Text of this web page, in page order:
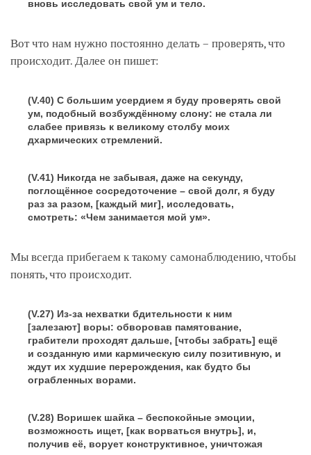
вновь исследовать свой ум и тело.
Вот что нам нужно постоянно делать – проверять, что
происходит. Далее он пишет:
(V.40) С большим усердием я буду проверять свой
ум, подобный возбуждённому слону: не стала ли
слабее привязь к великому столбу моих
дхармических стремлений.
(V.41) Никогда не забывая, даже на секунду,
поглощённое сосредоточение – свой долг, я буду
раз за разом, [каждый миг], исследовать,
смотреть: «Чем занимается мой ум».
Мы всегда прибегаем к такому самонаблюдению, чтобы
понять, что происходит.
(V.27) Из-за нехватки бдительности к ним
[залезают] воры: обворовав памятование,
грабители проходят дальше, [чтобы забрать] ещё
и созданную ими кармическую силу позитивную, и
ждут их худшие перерождения, как будто бы
ограбленных ворами.
(V.28) Воришек шайка – беспокойные эмоции,
возможность ищет, [как ворваться внутрь], и,
получив её, ворует конструктивное, уничтожая